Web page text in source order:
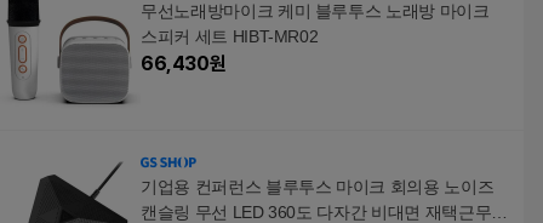
무선노래방마이크 케미 블루투스 노래방 마이크
스피커 세트 HIBT-MR02
66,430원
기업용 컨퍼런스 블루투스 마이크 회의용 노이즈
캔슬링 무선 LED 360도 다자간 비대면 재택근무